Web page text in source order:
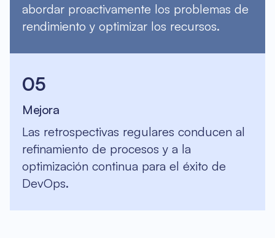
abordar proactivamente los problemas de
rendimiento y optimizar los recursos.
05
Mejora
Las retrospectivas regulares conducen al
refinamiento de procesos y a la
optimización continua para el éxito de
DevOps.